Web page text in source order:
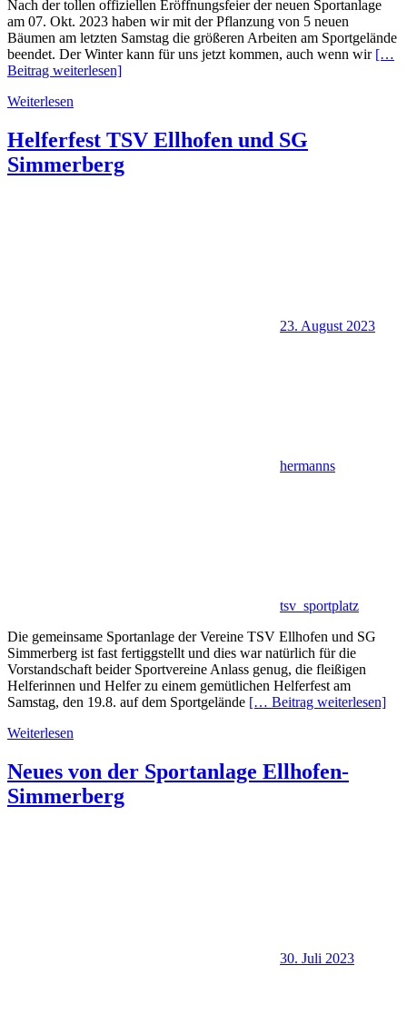
Nach der tollen offiziellen Eröffnungsfeier der neuen Sportanlage
am 07. Okt. 2023 haben wir mit der Pflanzung von 5 neuen
Bäumen am letzten Samstag die größeren Arbeiten am Sportgelände
beendet. Der Winter kann für uns jetzt kommen, auch wenn wir […
Beitrag weiterlesen]
Weiterlesen
Helferfest TSV Ellhofen und SG
Simmerberg
23. August 2023
hermanns
tsv_sportplatz
Die gemeinsame Sportanlage der Vereine TSV Ellhofen und SG
Simmerberg ist fast fertiggstellt und dies war natürlich für die
Vorstandschaft beider Sportvereine Anlass genug, die fleißigen
Helferinnen und Helfer zu einem gemütlichen Helferfest am
Samstag, den 19.8. auf dem Sportgelände [… Beitrag weiterlesen]
Weiterlesen
Neues von der Sportanlage Ellhofen-
Simmerberg
30. Juli 2023